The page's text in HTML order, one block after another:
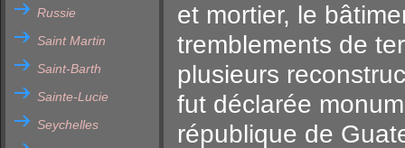
Russie
Saint Martin
Saint-Barth
Sainte-Lucie
Seychelles
et mortier, le
tremblements de
plusieurs
fut déclarée
république de